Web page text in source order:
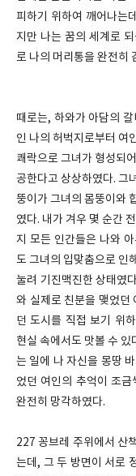
피하기 위하여 깨어나는
지만 나는 꿈의 세계로
로 나의 머리통을 완전히
때로는, 하와가 아담의
인 나의 허벅지로부터 여
쾌락으로 그녀가 형성되
공한다고 상상하였다. 그
뚱이가 그녀의 몸뚱이와
였다. 내가 겨우 몇 순간
지 모든 인간들은 나와
도 그녀의 입맞춤으로 인
눌려 기진맥진한 상태였
와 실제로 친분을 맺었던
던 도시를 직접 보기 위
현실 속에서도 맛볼 수 있
는 일에 나 자신을 몽땅
었던 여인의 추억이 조
완전히 망각하였다.
227 꽁브레 주위에서 산
는데, 그 두 방면이 서로